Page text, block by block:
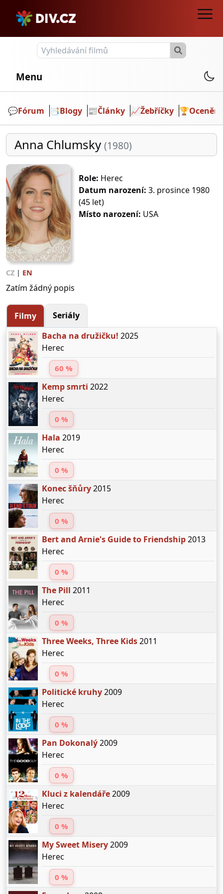
Menu
💬️Fórum 📑Blogy 📰Články 📈Žebříčky 🏆Ocenění
Anna Chlumsky (1980)
Role: Herec
Datum narození: 3. prosince 1980
(45 let)
Místo narození: USA
CZ | EN
Zatím žádný popis
Filmy
Seriály
Bacha na družičku! 2025
Herec
60 %
Kemp smrti 2022
Herec
0 %
Hala 2019
Herec
0 %
Konec šňůry2015
Herec
0 %
Bert and Arnie's Guide to Friendship2013
Herec
0 %
The Pill 2011
Herec
0 %
Three Weeks, Three Kids2011
Herec
0 %
Politické kruhy2009
Herec
0 %
Pan Dokonalý2009
Herec
0 %
Kluci z kalendáře2009
Herec
0 %
My Sweet Misery2009
Herec
0 %